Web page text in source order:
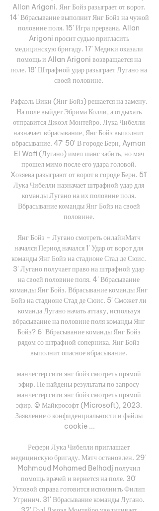
Allan Arigoni. Янг Бойз разыграет от ворот.
14' Вбрасывание выполнит Янг Бойз на чужой
половине поля. 15' Игра прервана. Allan
Arigoni просит судью пригласить
медицинскую бригаду. 17' Медики оказали
помощь и Allan Arigoni возвращается на
поле. 18' Штрафной удар разыграет Лугано на
своей половине.
Рафаэль Вики (Янг Бойз) решается на замену.
На поле выйдет Эбрима Колли, а отдыхать
отправится Джоэл Монтейро. Лука Чибелли
назначает вбрасывание, Янг Бойз выполнит
вбрасывание. 47' 50' В городе Берн, Ayman
El Wafi (Лугано) имел шанс забить, но мяч
прошел мимо после его удара головой.
Xозяева разыграют от ворот в городе Берн. 51'
Лука Чибелли назначает штрафной удар для
команды Лугано на их половине поля.
Вбрасывание команды Янг Бойз на своей
половине.
Янг Бойз - Лугано смотреть онлайнМатч
начался Период начался 1' Удар от ворот для
команды Янг Бойз на стадионе Стад де Сюис.
3' Лугано получает право на штрафной удар
на своей половине поля. 4' Вбрасывание
команды Янг Бойз. Вбрасывание команды Янг
Бойз на стадионе Стад де Сюис. 5' Сможет ли
команда Лугано начать аттаку, используя
вбрасывание на половине поля команды Янг
Бойз? 6' Вбрасывание команды Янг Бойз
рядом со штрафной соперника. Янг Бойз
выполнит опасное вбрасывание.
манчестер сити янг бойз смотреть прямой
эфир. Не найдены результаты по запросу
манчестер сити янг бойз смотреть прямой
эфир. © Майкрософт (Microsoft), 2023.
Заявление о конфиденциальности и файлы
cookie ...
Рефери Лука Чибелли приглашает
медицинскую бригаду. Матч остановлен. 29'
Mahmoud Mohamed Belhadj получил
помощь врачей и вернется на поле. 30'
Угловой справа готовится исполнить Филип
Угринич. 31' Вбрасывание команды Лугано.